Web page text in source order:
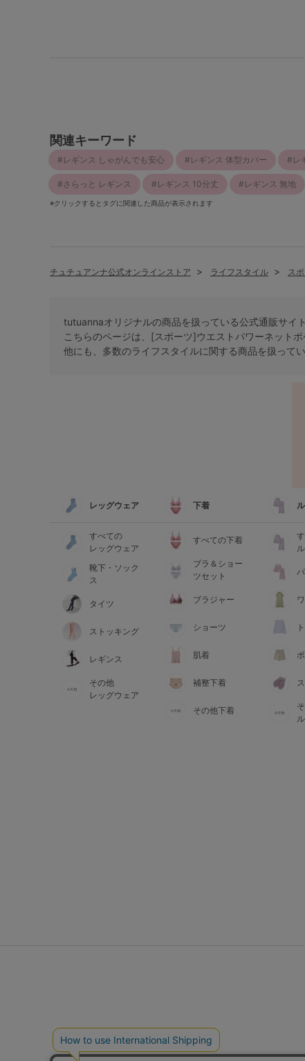
関連キーワード
レギンス しゃがんでも安心 レギンス 体型カバー レ
さらっと レギンス レギンス 10分丈 レギンス 無地
※クリックするとタグに関連した商品が表示されます
チュチュアンナ公式オンラインストア ライフスタイル ス
tutuannaオリジナルの商品を扱っている公式通販サイト
こちらのページは、[スポーツ]ウエストパワーネット
他にも、多数のライフスタイルに関する商品を扱ってい
レッグウェア
すべての
レッグウェア
靴下・ソック
ス
タイツ
ストッキング
レギンス
その他
レッグウェア
下着
すべての下着
ブラ＆ショー
ツセット
ブラジャー
ショーツ
肌着
補整下着
その他下着